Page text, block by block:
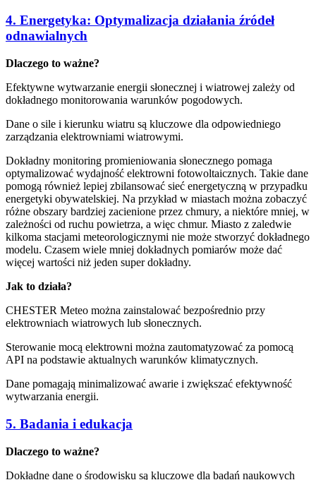
4. Energetyka: Optymalizacja działania źródeł
odnawialnych
Dlaczego to ważne?
Efektywne wytwarzanie energii słonecznej i wiatrowej zależy od
dokładnego monitorowania warunków pogodowych.
Dane o sile i kierunku wiatru są kluczowe dla odpowiedniego
zarządzania elektrowniami wiatrowymi.
Dokładny monitoring promieniowania słonecznego pomaga
optymalizować wydajność elektrowni fotowoltaicznych. Takie dane
pomogą również lepiej zbilansować sieć energetyczną w przypadku
energetyki obywatelskiej. Na przykład w miastach można zobaczyć
różne obszary bardziej zacienione przez chmury, a niektóre mniej, w
zależności od ruchu powietrza, a więc chmur. Miasto z zaledwie
kilkoma stacjami meteorologicznymi nie może stworzyć dokładnego
modelu. Czasem wiele mniej dokładnych pomiarów może dać
więcej wartości niż jeden super dokładny.
Jak to działa?
CHESTER Meteo można zainstalować bezpośrednio przy
elektrowniach wiatrowych lub słonecznych.
Sterowanie mocą elektrowni można zautomatyzować za pomocą
API na podstawie aktualnych warunków klimatycznych.
Dane pomagają minimalizować awarie i zwiększać efektywność
wytwarzania energii.
5. Badania i edukacja
Dlaczego to ważne?
Dokładne dane o środowisku są kluczowe dla badań naukowych